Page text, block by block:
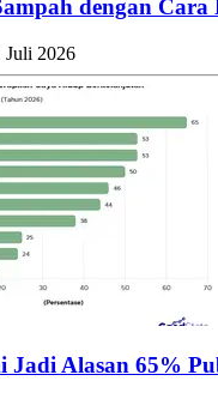
Juli 2026
Jadi Alasan 65%